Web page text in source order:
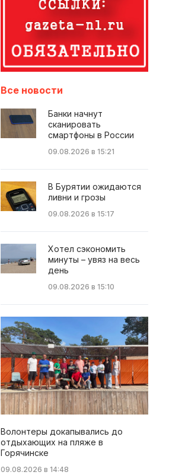
Все новости
Банки начнут
сканировать
смартфоны в России
09.08.2026 в 15:21
В Бурятии ожидаются
ливни и грозы
09.08.2026 в 15:17
Хотел сэкономить
минуты – увяз на весь
день
09.08.2026 в 15:10
Волонтеры докапывались до
отдыхающих на пляже в
Горячинске
09.08.2026 в 14:48